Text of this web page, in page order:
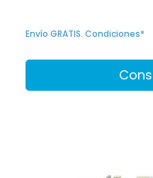
Envío GRATIS. Condiciones*